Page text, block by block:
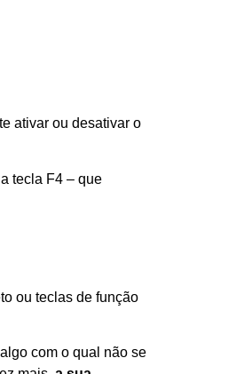
ativar ou desativar o
tecla F4 – que
ou teclas de função
com o qual não se